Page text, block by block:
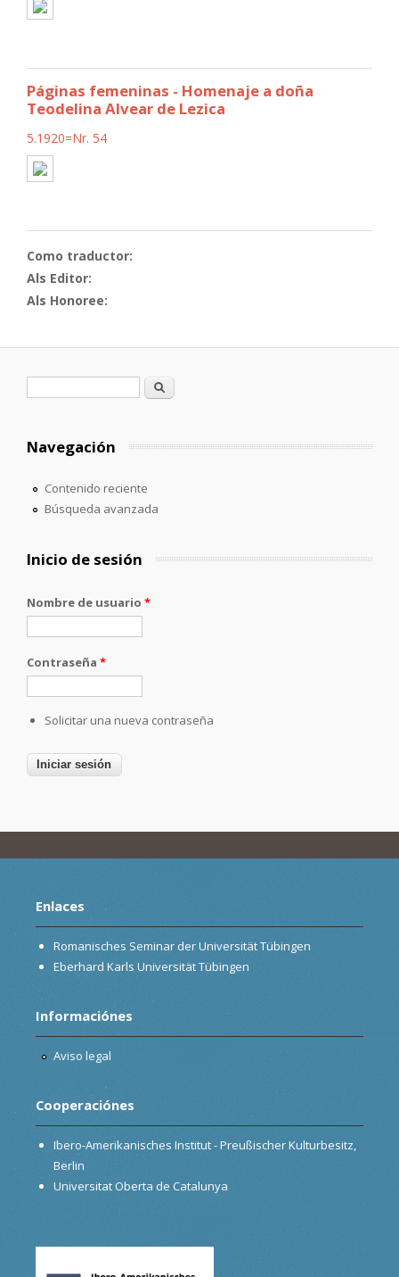
Páginas femeninas - Homenaje a doña
Teodelina Alvear de Lezica
5.1920=Nr. 54
Como traductor:
Als Editor:
Als Honoree:
Formulario de búsqueda
Buscar
Navegación
Contenido reciente
Búsqueda avanzada
Inicio de sesión
Nombre de usuario *
Contraseña *
Solicitar una nueva contraseña
Enlaces
Romanisches Seminar der Universität Tübingen
Eberhard Karls Universität Tübingen
Informaciónes
Aviso legal
Cooperaciónes
Ibero-Amerikanisches Institut - Preußischer Kulturbesitz,
Berlin
Universitat Oberta de Catalunya